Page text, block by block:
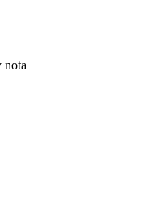
nota